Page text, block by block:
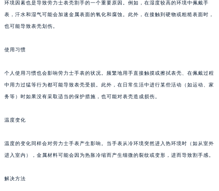
环境因素也是导致劳力士表壳割手的一个重要原因。例如，在湿度较高的环境中佩戴手
表，汗水和湿气可能会加速金属表面的氧化和腐蚀。此外，在接触到硬物或粗糙表面时，
也可能导致表壳划伤。
使用习惯
个人使用习惯也会影响劳力士手表的状况。频繁地用手直接触摸或擦拭表壳、在佩戴过程
中用力过猛等行为都可能导致表壳受损。此外，在日常生活中进行某些活动（如运动、家
务等）时如果没有采取适当的保护措施，也可能对表壳造成损伤。
温度变化
温度的变化同样会对劳力士手表产生影响。当手表从冷环境突然进入热环境时（如从室外
进入室内），金属材料可能会因为热胀冷缩而产生细微的裂纹或变形，进而导致割手感。
解决方法